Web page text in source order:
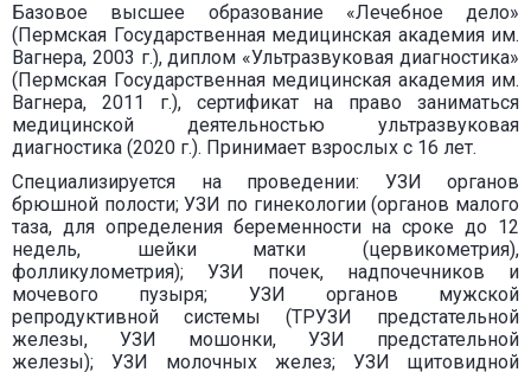
Базовое высшее образование «Лечебное дело»
(Пермская Государственная медицинская академия им.
Вагнера, 2003 г.), диплом «Ультразвуковая диагностика»
(Пермская Государственная медицинская академия им.
Вагнера, 2011 г.), сертификат на право заниматься
медицинской деятельностью ультразвуковая
диагностика (2020 г.). Принимает взрослых с 16 лет.
Специализируется на проведении: УЗИ органов
брюшной полости; УЗИ по гинекологии (органов малого
таза, для определения беременности на сроке до 12
недель, шейки матки (цервикометрия),
фолликулометрия); УЗИ почек, надпочечников и
мочевого пузыря; УЗИ органов мужской
репродуктивной системы (ТРУЗИ предстательной
железы, УЗИ мошонки, УЗИ предстательной
железы); УЗИ молочных желез; УЗИ щитовидной